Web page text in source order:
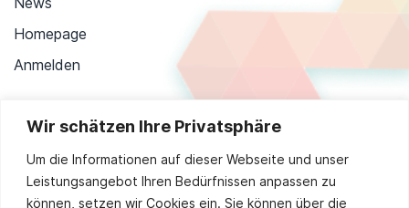
Wir schätzen Ihre Privatsphäre
Um die Informationen auf dieser Webseite und unser
Leistungsangebot Ihren Bedürfnissen anpassen zu
können, setzen wir Cookies ein. Sie können über die
Homepage
Anmelden